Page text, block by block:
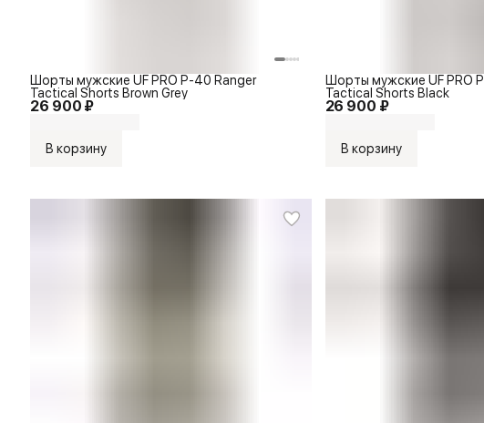
26 900 ₽
Шорты мужские UF PRO P-40 Ranger
Tactical Shorts Brown Grey
В корзину
26 900 ₽
Шорты мужские UF PRO
Tactical Shorts Black
В корзину